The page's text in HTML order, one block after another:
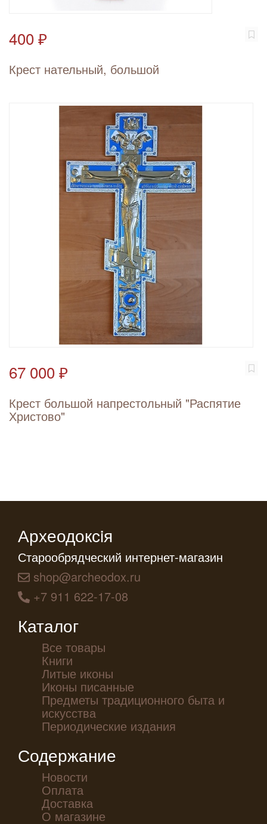
400 ₽
Крест нательный, большой
67 000 ₽
Крест большой напрестольный "Распятие
Христово"
Археодоксiя
Старообрядческий интернет-магазин
shop@archeodox.ru
+7 911 622-17-08
Каталог
Все товары
Книги
Литые иконы
Иконы писанные
Предметы традиционного быта и
искусства
Периодические издания
Содержание
Новости
Оплата
Доставка
О магазине